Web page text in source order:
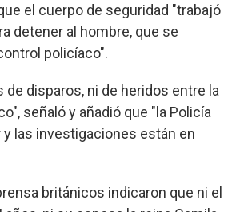
el cuerpo de seguridad "trabajó
detener al hombre, que se
policíaco".
de disparos, ni de heridos entre la
señaló y añadió que "la Policía
y las investigaciones están en
británicos indicaron que ni el